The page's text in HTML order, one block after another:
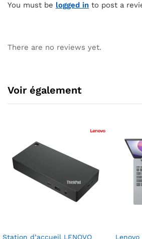
You must be logged in to post a
There are no reviews yet.
Voir également
Station d’accueil LENOVO
Lenovo